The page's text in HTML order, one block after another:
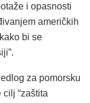
i opasnosti
američkih
bi se
za pomorsku
“zaštita